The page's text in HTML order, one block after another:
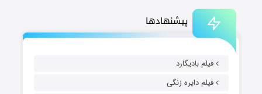
پیشنهادها
فیلم بادیگارد
فیلم دایره زنگی